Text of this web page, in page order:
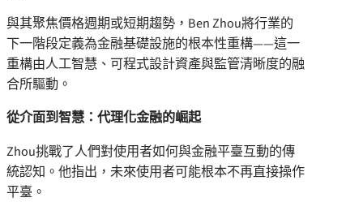
與其聚焦價格週期或短期趨勢，Ben Zhou將行業的
下一階段定義為金融基礎設施的根本性重構——這一
重構由人工智慧、可程式設計資產與監管清晰度的融
合所驅動。
從介面到智慧：代理化金融的崛起
Zhou挑戰了人們對使用者如何與金融平臺互動的傳
統認知。他指出，未來使用者可能根本不再直接操作
平臺。